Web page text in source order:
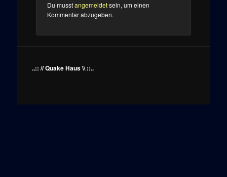
Du musstangemeldetsein, um einen
Kommentar abzugeben.
..:: // Quake Haus \\ ::..